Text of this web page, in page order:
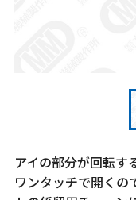
アイの部分が回転す
ワンタッチで開くの